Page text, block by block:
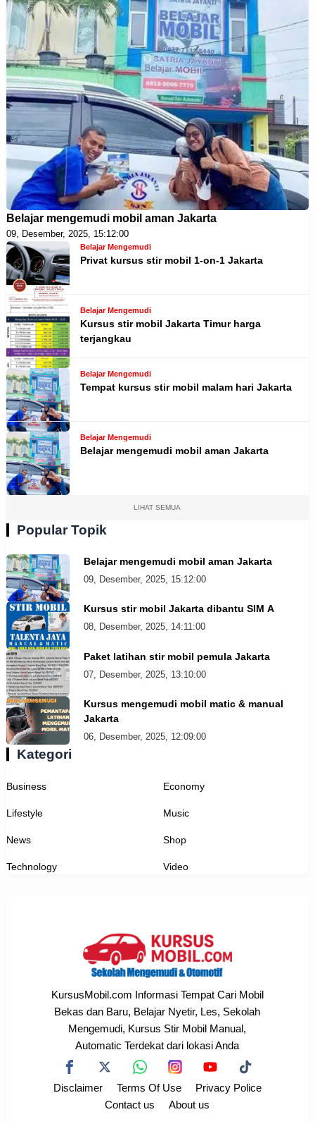
Belajar mengemudi mobil aman Jakarta
09, Desember, 2025, 15:12:00
Belajar Mengemudi
Privat kursus stir mobil 1-on-1 Jakarta
Belajar Mengemudi
Kursus stir mobil Jakarta Timur harga
terjangkau
Belajar Mengemudi
Tempat kursus stir mobil malam hari Jakarta
Belajar Mengemudi
Belajar mengemudi mobil aman Jakarta
LIHAT SEMUA
Popular Topik
Belajar mengemudi mobil aman Jakarta
09, Desember, 2025, 15:12:00
Kursus stir mobil Jakarta dibantu SIM A
08, Desember, 2025, 14:11:00
Paket latihan stir mobil pemula Jakarta
07, Desember, 2025, 13:10:00
Kursus mengemudi mobil matic & manual
Jakarta
06, Desember, 2025, 12:09:00
Kategori
Business Economy
Lifestyle Music
News Shop
Technology Video
KursusMobil.com Informasi Tempat Cari Mobil
Bekas dan Baru, Belajar Nyetir, Les, Sekolah
Mengemudi, Kursus Stir Mobil Manual,
Automatic Terdekat dari lokasi Anda
Disclaimer Terms Of Use
Privacy Police
Contact us
About us